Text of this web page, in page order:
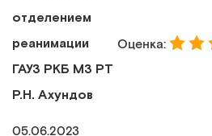
отделением
реанимации
ГАУЗ РКБ МЗ РТ
Р.Н. Ахундов
Оценка:
05.06.2023